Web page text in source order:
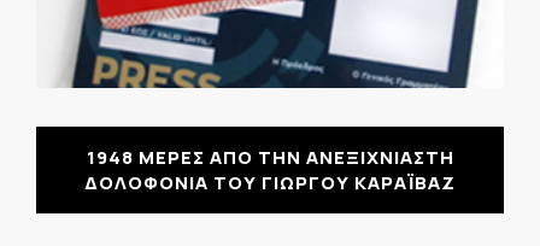
1948 ΜΕΡΕΣ ΑΠΟ ΤΗΝ ΑΝΕΞΙΧΝΙΑΣΤΗ
ΔΟΛΟΦΟΝΙΑ ΤΟΥ ΓΙΩΡΓΟΥ ΚΑΡΑΪΒΑΖ